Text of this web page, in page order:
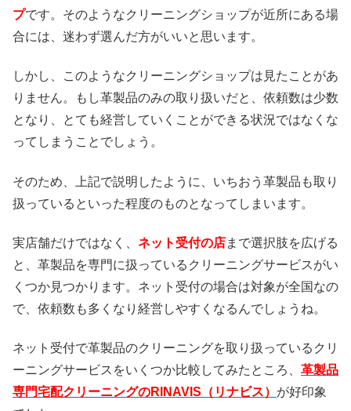
プです。そのようなクリーニングショップが近所にある場
合には、迷わず選んだ方がいいと思います。
しかし、このようなクリーニングショップは見たことがあ
りません。もし革製品のみの取り扱いだと、依頼数は少数
となり、とても経営していくことができる状況ではなくな
ってしまうことでしょう。
そのため、上記で説明したように、いちおう革製品も取り
扱っているといった程度のものとなってしまいます。
実店舗だけではなく、 ネット受付の店まで選択肢を広げる
と、革製品を専門に扱っているクリーニングサービスがい
くつか見つかります。ネット受付の場合は対象が全国なの
で、依頼数も多くなり経営しやすくなるんでしょうね。
ネット受付で革製品のクリーニングを取り扱っているクリ
ーニングサービスをいくつか比較してみたところ、 革製品
専門宅配クリーニングのRINAVIS（リナビス） が好印象